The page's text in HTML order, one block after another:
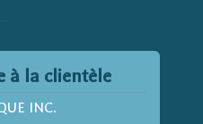
à la clientèle
INC.